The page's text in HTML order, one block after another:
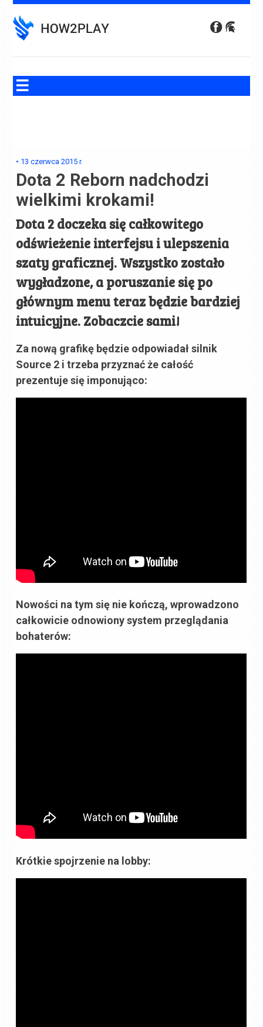
to
content
• 13 czerwca 2015 r.
Dota 2 Reborn nadchodzi
wielkimi krokami!
Dota 2 doczeka się całkowitego
odświeżenie interfejsu i ulepszenia
szaty graficznej. Wszystko zostało
wygładzone, a poruszanie się po
głównym menu teraz będzie bardziej
intuicyjne. Zobaczcie sami!
Za nową grafikę będzie odpowiadał silnik
Source 2 i trzeba przyznać że całość
prezentuje się imponująco:
Nowości na tym się nie kończą, wprowadzono
całkowicie odnowiony system przeglądania
bohaterów:
Krótkie spojrzenie na lobby: